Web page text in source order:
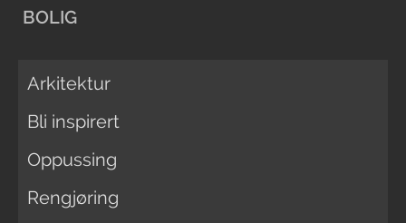
BOLIG
Arkitektur
Bli inspirert
Oppussing
Rengjøring